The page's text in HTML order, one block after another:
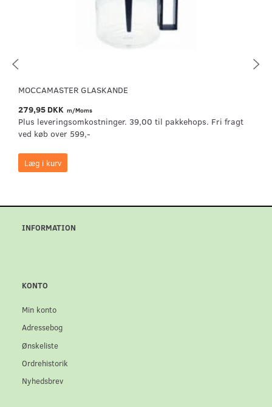
MOCCAMASTER GLASKANDE
279,95 DKK m/Moms
Plus leveringsomkostninger. 39,00 til pakkehops. Fri fragt
ved køb over 599,-
Læg i kurv
INFORMATION
KONTO
Min konto
Adressebog
Ønskeliste
Ordrehistorik
Nyhedsbrev